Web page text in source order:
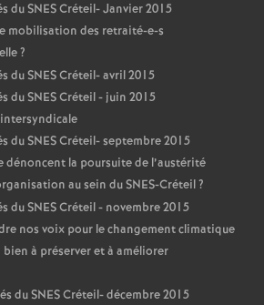
duSNESCréteil- Janvier 2015
mobilisation des retraité-e-s
?
duSNESCréteil- avril 2015
duSNESCréteil - juin 2015
duSNESCréteil- septembre 2015
dénoncent la poursuite de l’austérité
au sein duSNES-Créteil?
duSNESCréteil - novembre 2015
nos voix pour le changement climatique
bien à préserver et à améliorer
duSNESCréteil- décembre 2015